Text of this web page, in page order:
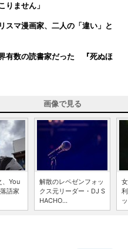
ません」
マ漫画家、二人の「違い」と
有数の読書家だった 『死ぬほ
画像で見る
、You
語家
解散のレペゼンフォッ
クス元リーダー・DJ S
HACHO...